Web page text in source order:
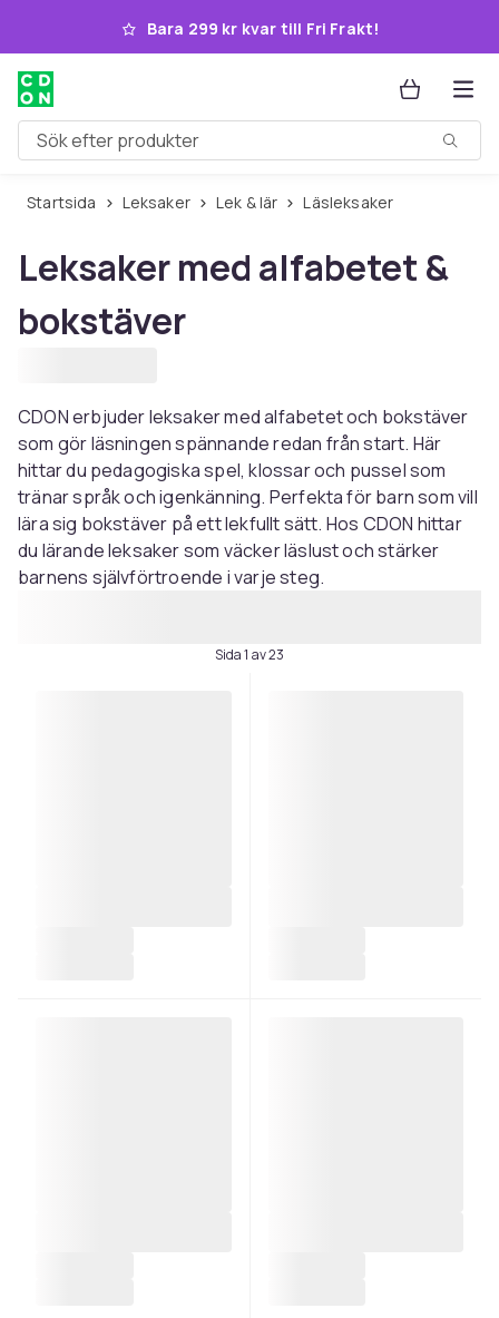
Hoppa till huvudinnehållet
Bara 299 kr kvar till Fri Frakt!
Sök efter produkter
Startsida Leksaker Lek & lär Läsleksaker
Leksaker med alfabetet &
bokstäver
CDON erbjuder leksaker med alfabetet och bokstäver
som gör läsningen spännande redan från start. Här
hittar du pedagogiska spel, klossar och pussel som
tränar språk och igenkänning. Perfekta för barn som vill
lära sig bokstäver på ett lekfullt sätt. Hos CDON hittar
du lärande leksaker som väcker läslust och stärker
barnens självförtroende i varje steg.
Sida 1 av 23